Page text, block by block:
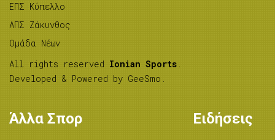
ΕΠΣ Κύπελλο
ΑΠΣ Ζάκυνθος
Ομάδα Νέων
All rights reserved Ionian Sports .
Developed & Powered by GeeSmo .
Άλλα Σπορ Ειδήσεις